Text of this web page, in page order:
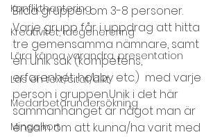
Konflikthantering
Kreativitet, idégenerering
Lära känna varandra, presentation
Läs en text/citat/dikt
Medarbetarundersökning
Mingelkort
Bilda grupper om 3-8 personer.
Varje grupp får i uppdrag att hitta
tre gemensamma nämnare, samt
en unik sak (kompetens,
erfarenhet, hobby etc.)  med varje
person i gruppen.Unik i det här
sammanhanget är något man är
ensam om att kunna/ha varit med